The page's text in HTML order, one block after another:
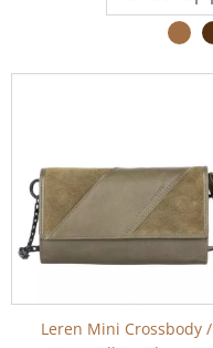
Leren Mini Crossbody /